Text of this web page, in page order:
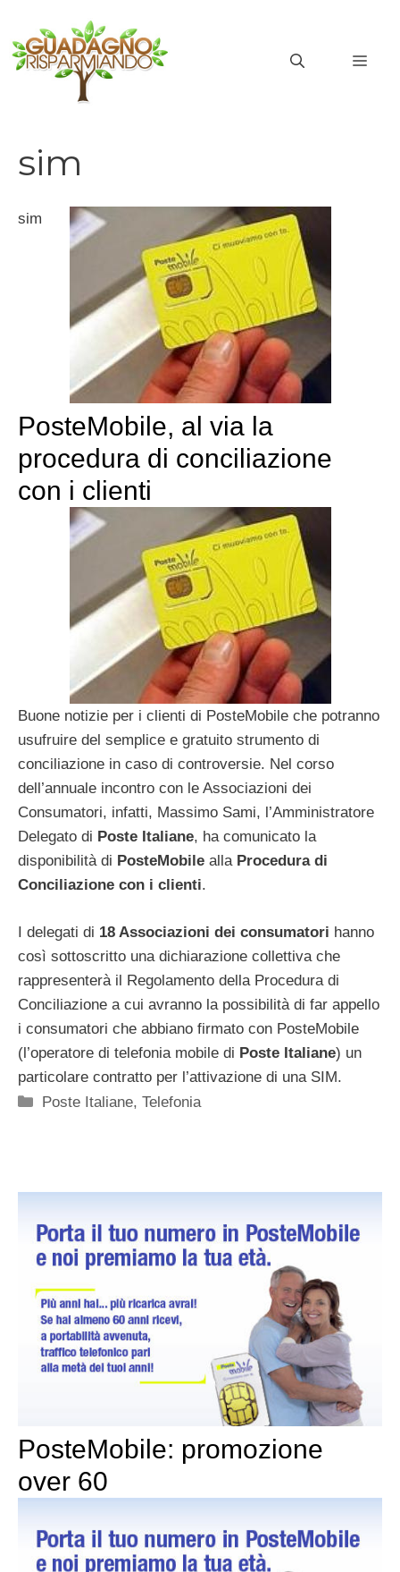
contenuto
sim
sim
PosteMobile, al via la
procedura di conciliazione
con i clienti
Buone notizie per i clienti di PosteMobile che potranno
usufruire del semplice e gratuito strumento di
conciliazione in caso di controversie. Nel corso
dell’annuale incontro con le Associazioni dei
Consumatori, infatti, Massimo Sami, l’Amministratore
Delegato di Poste Italiane, ha comunicato la
disponibilità di PosteMobile allaProcedura di
Conciliazione con i clienti.
I delegati di 18 Associazioni dei consumatori hanno
così sottoscritto una dichiarazione collettiva che
rappresenterà il Regolamento della Procedura di
Conciliazione a cui avranno la possibilità di far appello
i consumatori che abbiano firmato con PosteMobile
(l’operatore di telefonia mobile di Poste Italiane) un
particolare contratto per l’attivazione di una SIM.
Categorie
Poste Italiane,Telefonia
PosteMobile: promozione
over 60